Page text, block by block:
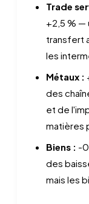
Trade
+2,5 % —
transfert
les
Métaux :
des
et de
matières
Biens : -
des
mais les